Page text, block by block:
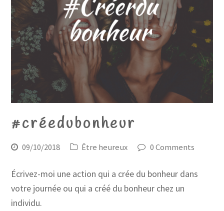
#créedubonheur
09/10/2018 Être heureux 0 Comments
Écrivez-moi une action qui a crée du bonheur dans
votre journée ou qui a créé du bonheur chez un
individu.